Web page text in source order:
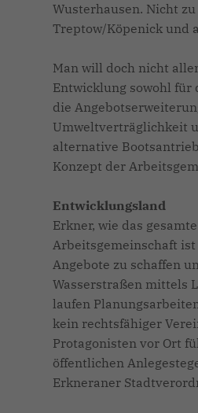
Wusterhausen. Nicht
Treptow/Köpenick und
Man will doch nicht
Entwicklung sowohl für
die
Umweltverträglichkeit
alternative
Konzept der
Entwicklungsland
Erkner, wie das
Arbeitsgemeinschaft
Angebote zu schaffen
Wasserstraßen mittels
laufen
kein rechtsfähiger
Protagonisten vor Ort
öffentlichen
Erkneraner